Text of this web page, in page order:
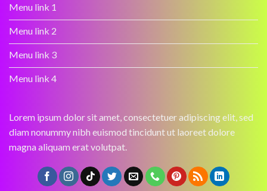
Menu link 1
Menu link 2
Menu link 3
Menu link 4
Lorem ipsum dolor sit amet, consectetuer adipiscing elit, sed
diam nonummy nibh euismod tincidunt ut laoreet dolore
magna aliquam erat volutpat.